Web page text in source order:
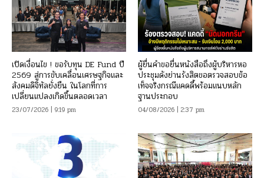
เปิดเงื่อนไข ! ขอรับทุน DE Fund ปี
2569 สู่การขับเคลื่อนเศรษฐกิจและ
สังคมดิจิทัลยั่งยืน ในโลกที่การ
เปลี่ยนแปลงเกิดขึ้นตลอดเวลา
23/07/2026 | 9:19 pm
ผู้ยื่นคำขอยื่นหนังสือถึงผู้บริหารหอ
ประชุมดังย่านรังสิตขอตรวจสอบข้อ
เท็จจริงกรณีแคดดี้พร้อมแนบหลัก
ฐานประกอบ
04/08/2026 | 2:37 pm